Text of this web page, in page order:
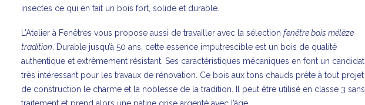
insectes ce qui en fait un bois fort, solide et durable.
L’Atelier à Fenêtres vous propose aussi de travailler avec la sélection fenêtre bois mélèze
tradition . Durable jusqu’à 50 ans, cette essence imputrescible est un bois de qualité
authentique et extrêmement résistant. Ses caractéristiques mécaniques en font un candidat
très intéressant pour les travaux de rénovation. Ce bois aux tons chauds prête à tout projet
de construction le charme et la noblesse de la tradition. Il peut être utilisé en classe 3 sans